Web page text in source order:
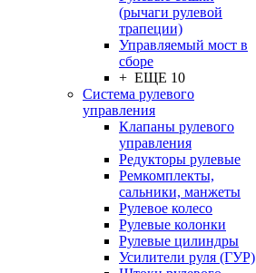
(рычаги рулевой
трапеции)
Управляемый мост в
сборе
+ ЕЩЕ 10
Система рулевого
управления
Клапаны рулевого
управления
Редукторы рулевые
Ремкомплекты,
сальники, манжеты
Рулевое колесо
Рулевые колонки
Рулевые цилиндры
Усилители руля (ГУР)